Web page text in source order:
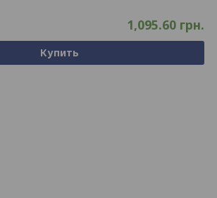
1,095.60 грн.
Купить